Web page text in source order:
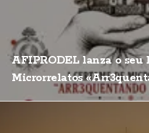
AFIPRODEL lanza o seu
Microrrelatos